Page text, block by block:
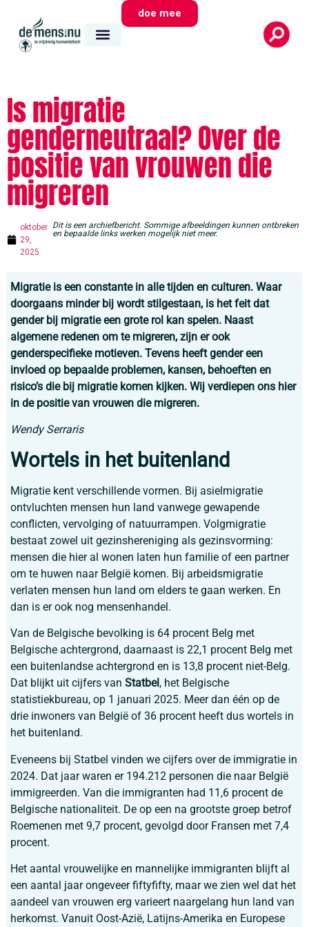
doe mee
Is migratie
genderneutraal? Over de
positie van vrouwen die
migreren
oktober
29,
2025
Dit is een archiefbericht. Sommige afbeeldingen kunnen ontbreken
en bepaalde links werken mogelijk niet meer.
Migratie is een constante in alle tijden en culturen. Waar
doorgaans minder bij wordt stilgestaan, is het feit dat
gender bij migratie een grote rol kan spelen. Naast
algemene redenen om te migreren, zijn er ook
genderspecifieke motieven. Tevens heeft gender een
invloed op bepaalde problemen, kansen, behoeften en
risico’s die bij migratie komen kijken. Wij verdiepen ons hier
in de positie van vrouwen die migreren.
Wendy Serraris
Wortels in het buitenland
Migratie kent verschillende vormen. Bij asielmigratie
ontvluchten mensen hun land vanwege gewapende
conflicten, vervolging of natuurrampen. Volgmigratie
bestaat zowel uit gezinshereniging als gezinsvorming:
mensen die hier al wonen laten hun familie of een partner
om te huwen naar België komen. Bij arbeidsmigratie
verlaten mensen hun land om elders te gaan werken. En
dan is er ook nog mensenhandel.
Van de Belgische bevolking is 64 procent Belg met
Belgische achtergrond, daarnaast is 22,1 procent Belg met
een buitenlandse achtergrond en is 13,8 procent niet-Belg.
Dat blijkt uit cijfers van Statbel , het Belgische
statistiekbureau, op 1 januari 2025. Meer dan één op de
drie inwoners van België of 36 procent heeft dus wortels in
het buitenland.
Eveneens bij Statbel vinden we cijfers over de immigratie in
2024. Dat jaar waren er 194.212 personen die naar België
immigreerden. Van die immigranten had 11,6 procent de
Belgische nationaliteit. De op een na grootste groep betrof
Roemenen met 9,7 procent, gevolgd door Fransen met 7,4
procent.
Het aantal vrouwelijke en mannelijke immigranten blijft al
een aantal jaar ongeveer fiftyfifty, maar we zien wel dat het
aandeel van vrouwen erg varieert naargelang hun land van
herkomst. Vanuit Oost-Azië, Latijns-Amerika en Europese